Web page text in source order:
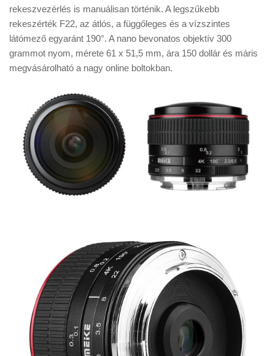
E-BB
rekeszvezérlés is manuálisan történik. A legszűkebb
rekeszérték F22, az átlós, a függőleges és a vízszintes
látómező egyaránt 190°. A nano bevonatos objektív 300
grammot nyom, mérete 61 x 51,5 mm, ára 150 dollár és máris
megvásárolható a nagy online boltokban.